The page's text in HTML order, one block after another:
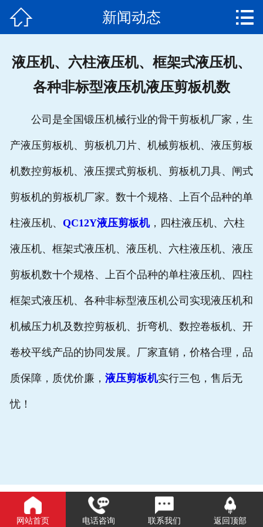
客户案例
售后服务
联系我们
 新闻动态 
液压机、六柱液压机、框架式液压机、
各种非标型液压机液压剪板机数
公司是全国锻压机械行业的骨干剪板机厂家，生
产液压剪板机、剪板机刀片、机械剪板机、液压剪板
机数控剪板机、液压摆式剪板机、剪板机刀具、闸式
剪板机的剪板机厂家。数十个规格、上百个品种的单
柱液压机、 QC12Y液压剪板机，四柱液压机、六柱
液压机、框架式液压机、液压机、六柱液压机、液压
剪板机数十个规格、上百个品种的单柱液压机、四柱
框架式液压机、各种非标型液压机公司实现液压机和
机械压力机及数控剪板机、折弯机、数控卷板机、开
卷校平线产品的协同发展。厂家直销，价格合理，品
质保障，质优价廉， 液压剪板机实行三包，售后无
忧！
网站首页 电话咨询 联系我们 返回顶部